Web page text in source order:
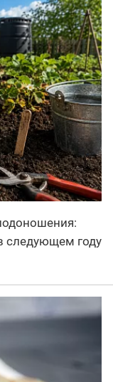
следующем году